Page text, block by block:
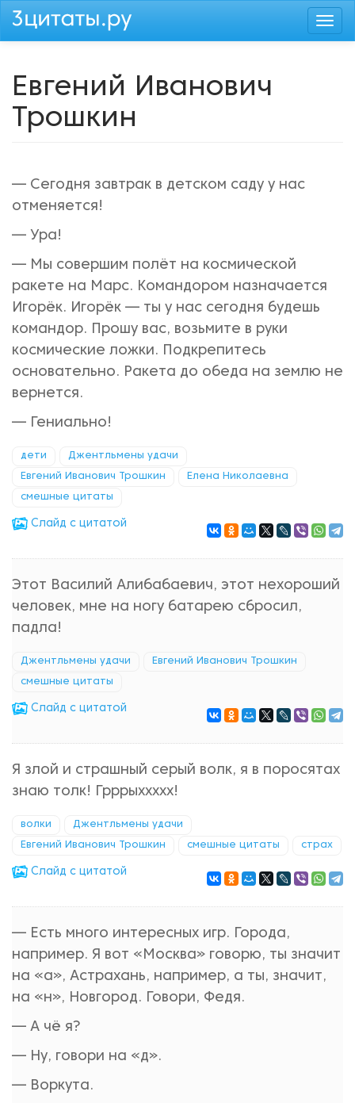
Перейти
Евгений Иванович
Трошкин
— Сегодня завтрак в детском саду у нас
отменяется!
— Ура!
— Мы совершим полёт на космической
ракете на Марс. Командором назначается
Игорёк. Игорёк — ты у нас сегодня будешь
командор. Прошу вас, возьмите в руки
космические ложки. Подкрепитесь
основательно. Ракета до обеда на землю не
вернется.
— Гениально!
дети Джентльмены удачи
Евгений Иванович Трошкин Елена Николаевна
смешные цитаты
Cлайд с цитатой
Этот Василий Алибабаевич, этот нехороший
человек, мне на ногу батарею сбросил,
падла!
Джентльмены удачи Евгений Иванович Трошкин
смешные цитаты
Cлайд с цитатой
Я злой и страшный серый волк, я в поросятах
знаю толк! Грррыххххх!
волки Джентльмены удачи
Евгений Иванович Трошкин смешные цитаты страх
Cлайд с цитатой
— Есть много интересных игр. Города,
например. Я вот «Москва» говорю, ты значит
на «а», Астрахань, например, а ты, значит,
на «н», Новгород. Говори, Федя.
— А чё я?
— Ну, говори на «д».
— Воркута.